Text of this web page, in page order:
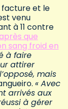
et le
venu
à 11 contre
que
sang froid en
à faire
attirer
mais
« Avec
arrivés aux
à gérer